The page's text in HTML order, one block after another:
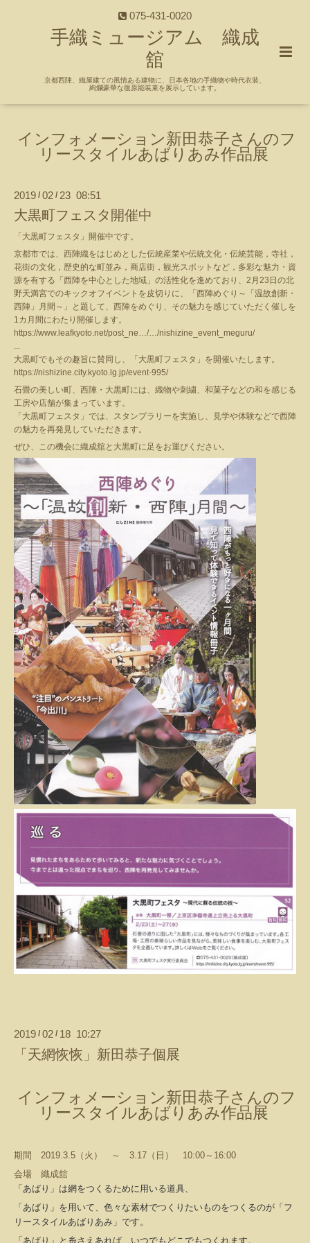
075-431-0020
手織ミュージアム 織成
舘
京都西陣、織屋建ての風情ある建物に、日本各地の手織物や時代衣装、
絢爛豪華な復原能装束を展示しています。
インフォメーション新田恭子さんのフ
リースタイルあばりあみ作品展
2019 / 02 / 23 08:51
大黒町フェスタ開催中
「大黒町フェスタ」開催中です。
京都市では、西陣織をはじめとした伝統産業や伝統文化・伝統芸能，寺社，
花街の文化，歴史的な町並み，商店街，観光スポットなど，多彩な魅力・資
源を有する「西陣を中心とした地域」の活性化を進めており、2月23日の北
野天満宮でのキックオフイベントを皮切りに、「西陣めぐり～「温故創新・
西陣」月間～」と題して、西陣をめぐり、その魅力を感じていただく催しを
1カ月間にわたり開催します。
https://www.leafkyoto.net/post_ne…/…/nishizine_event_meguru/
...
大黒町でもその趣旨に賛同し、「大黒町フェスタ」を開催いたします。
https://nishizine.city.kyoto.lg.jp/event-995/
石畳の美しい町、西陣・大黒町には、織物や刺繍、和菓子などの和を感じる
工房や店舗が集まっています。
「大黒町フェスタ」では、スタンプラリーを実施し、見学や体験などで西陣
の魅力を再発見していただきます。
ぜひ、この機会に織成舘と大黒町に足をお運びください。
2019 / 02 / 18 10:27
「天網恢恢」新田恭子個展
インフォメーション新田恭子さんのフ
リースタイルあばりあみ作品展
期間 2019.3.5（火） ～ 3.17（日） 10:00～16:00
会場 織成舘
「あばり」は網をつくるために用いる道具、
「あばり」を用いて、色々な素材でつくりたいものをつくるのが「フ
リースタイルあばりあみ」です。
「あばり」と糸さえあれば、いつでもどこでもつくれます。